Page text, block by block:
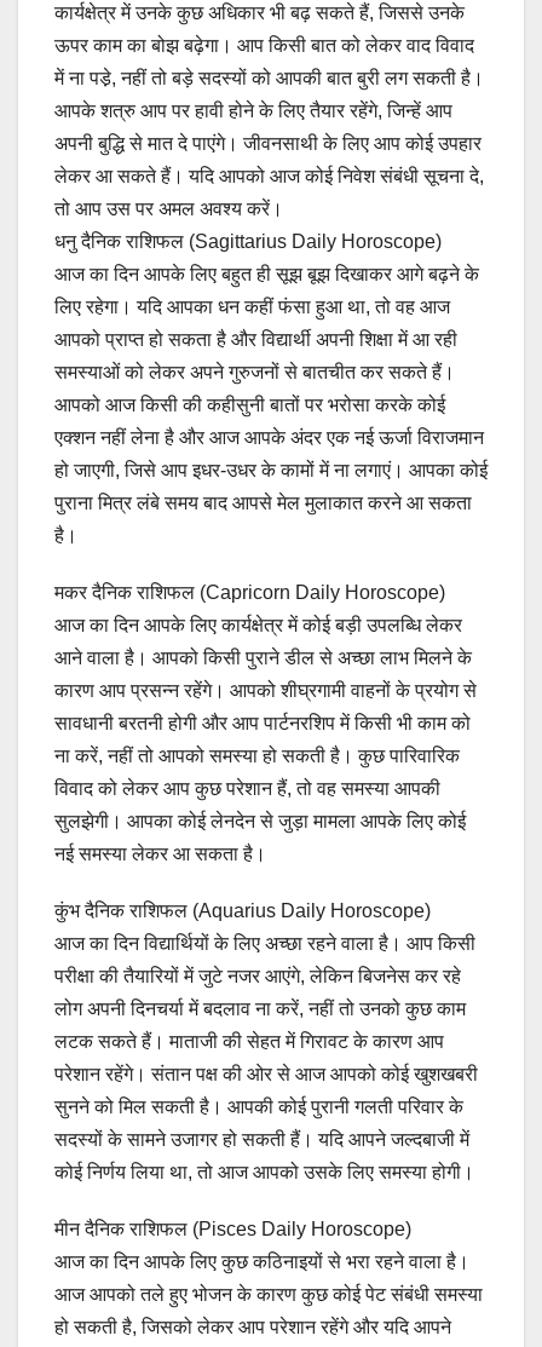
कार्यक्षेत्र में उनके कुछ अधिकार भी बढ़ सकते हैं, जिससे उनके
ऊपर काम का बोझ बढ़ेगा। आप किसी बात को लेकर वाद विवाद
में ना पडे़, नहीं तो बड़े सदस्यों को आपकी बात बुरी लग सकती है।
आपके शत्रु आप पर हावी होने के लिए तैयार रहेंगे, जिन्हें आप
अपनी बुद्धि से मात दे पाएंगे। जीवनसाथी के लिए आप कोई उपहार
लेकर आ सकते हैं। यदि आपको आज कोई निवेश संबंधी सूचना दे,
तो आप उस पर अमल अवश्य करें।
धनु दैनिक राशिफल (Sagittarius Daily Horoscope)
आज का दिन आपके लिए बहुत ही सूझ बूझ दिखाकर आगे बढ़ने के
लिए रहेगा। यदि आपका धन कहीं फंसा हुआ था, तो वह आज
आपको प्राप्त हो सकता है और विद्यार्थी अपनी शिक्षा में आ रही
समस्याओं को लेकर अपने गुरुजनों से बातचीत कर सकते हैं।
आपको आज किसी की कहीसुनी बातों पर भरोसा करके कोई
एक्शन नहीं लेना है और आज आपके अंदर एक नई ऊर्जा विराजमान
हो जाएगी, जिसे आप इधर-उधर के कामों में ना लगाएं। आपका कोई
पुराना मित्र लंबे समय बाद आपसे मेल मुलाकात करने आ सकता
है।
मकर दैनिक राशिफल (Capricorn Daily Horoscope)
आज का दिन आपके लिए कार्यक्षेत्र में कोई बड़ी उपलब्धि लेकर
आने वाला है। आपको किसी पुराने डील से अच्छा लाभ मिलने के
कारण आप प्रसन्न रहेंगे। आपको शीघ्रगामी वाहनों के प्रयोग से
सावधानी बरतनी होगी और आप पार्टनरशिप में किसी भी काम को
ना करें, नहीं तो आपको समस्या हो सकती है। कुछ पारिवारिक
विवाद को लेकर आप कुछ परेशान हैं, तो वह समस्या आपकी
सुलझेगी। आपका कोई लेनदेन से जुड़ा मामला आपके लिए कोई
नई समस्या लेकर आ सकता है।
कुंभ दैनिक राशिफल (Aquarius Daily Horoscope)
आज का दिन विद्यार्थियों के लिए अच्छा रहने वाला है। आप किसी
परीक्षा की तैयारियों में जुटे नजर आएंगे, लेकिन बिजनेस कर रहे
लोग अपनी दिनचर्या में बदलाव ना करें, नहीं तो उनको कुछ काम
लटक सकते हैं। माताजी की सेहत में गिरावट के कारण आप
परेशान रहेंगे। संतान पक्ष की ओर से आज आपको कोई खुशखबरी
सुनने को मिल सकती है। आपकी कोई पुरानी गलती परिवार के
सदस्यों के सामने उजागर हो सकती हैं। यदि आपने जल्दबाजी में
कोई निर्णय लिया था, तो आज आपको उसके लिए समस्या होगी।
मीन दैनिक राशिफल (Pisces Daily Horoscope)
आज का दिन आपके लिए कुछ कठिनाइयों से भरा रहने वाला है।
आज आपको तले हुए भोजन के कारण कुछ कोई पेट संबंधी समस्या
हो सकती है, जिसको लेकर आप परेशान रहेंगे और यदि आपने